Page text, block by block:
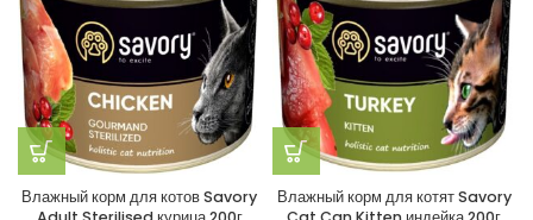
Влажный корм для котов Savory
Влажный корм для котят Savory